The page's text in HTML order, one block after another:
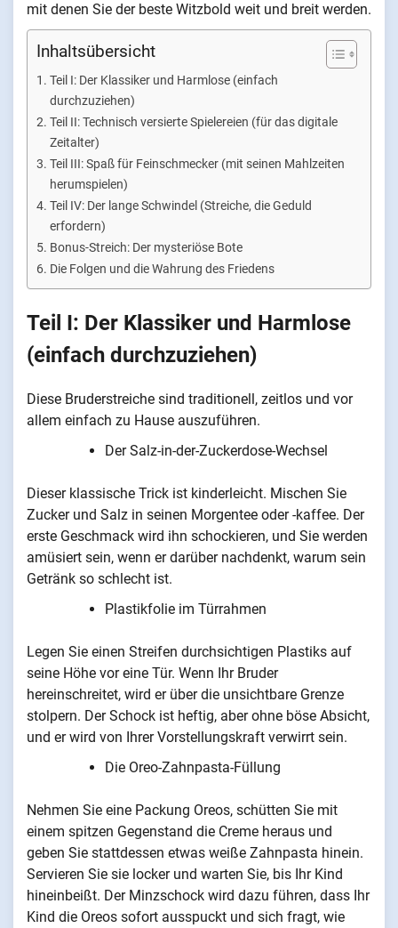
mit denen Sie der beste Witzbold weit und breit werden.
Inhaltsübersicht
Teil I: Der Klassiker und Harmlose (einfach
durchzuziehen)
Teil II: Technisch versierte Spielereien (für das digitale
Zeitalter)
Teil III: Spaß für Feinschmecker (mit seinen Mahlzeiten
herumspielen)
Teil IV: Der lange Schwindel (Streiche, die Geduld
erfordern)
Bonus-Streich: Der mysteriöse Bote
Die Folgen und die Wahrung des Friedens
Teil I: Der Klassiker und Harmlose
(einfach durchzuziehen)
Diese Bruderstreiche sind traditionell, zeitlos und vor
allem einfach zu Hause auszuführen.
Der Salz-in-der-Zuckerdose-Wechsel
Dieser klassische Trick ist kinderleicht. Mischen Sie
Zucker und Salz in seinen Morgentee oder -kaffee. Der
erste Geschmack wird ihn schockieren, und Sie werden
amüsiert sein, wenn er darüber nachdenkt, warum sein
Getränk so schlecht ist.
Plastikfolie im Türrahmen
Legen Sie einen Streifen durchsichtigen Plastiks auf
seine Höhe vor eine Tür. Wenn Ihr Bruder
hereinschreitet, wird er über die unsichtbare Grenze
stolpern. Der Schock ist heftig, aber ohne böse Absicht,
und er wird von Ihrer Vorstellungskraft verwirrt sein.
Die Oreo-Zahnpasta-Füllung
Nehmen Sie eine Packung Oreos, schütten Sie mit
einem spitzen Gegenstand die Creme heraus und
geben Sie stattdessen etwas weiße Zahnpasta hinein.
Servieren Sie sie locker und warten Sie, bis Ihr Kind
hineinbeißt. Der Minzschock wird dazu führen, dass Ihr
Kind die Oreos sofort ausspuckt und sich fragt, wie